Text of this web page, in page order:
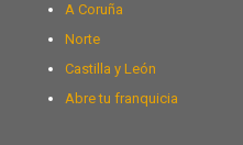
A Coruña
Norte
Castilla y León
Abre tu franquicia